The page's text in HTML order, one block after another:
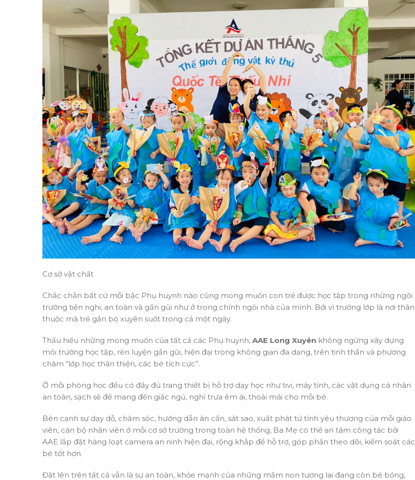
Cơ sở vật chất
Chắc chắn bất cứ mỗi bậc Phụ huynh nào cũng mong muốn con trẻ được học tập trong những ngôi
trường tiện nghi, an toàn và gần gũi như ở trong chính ngôi nhà của mình. Bởi vì trường lớp là nơi thân
thuộc mà trẻ gắn bó xuyên suốt trong cả một ngày.
Thấu hiểu những mong muốn của tất cả các Phụ huynh, AAE Long Xuyên không ngừng xây dựng
môi trường học tập, rèn luyện gần gũi, hiện đại trong không gian đa dạng, trên tinh thần và phương
châm “lớp học thân thiện, các bé tích cực”.
Ở mỗi phòng học đều có đầy đủ trang thiết bị hỗ trợ dạy học như tivi, máy tính, các vật dụng cá nhân
an toàn, sạch sẽ để mang đến giấc ngủ, nghỉ trưa êm ái, thoải mái cho mỗi bé.
Bên cạnh sự dạy dỗ, chăm sóc, hướng dẫn ân cần, sát sao, xuất phát từ tình yêu thương của mỗi giáo
viên, cán bộ nhân viên ở mỗi cơ sở trường trong toàn hệ thống, Ba Mẹ có thể an tâm công tác bởi
AAE lắp đặt hàng loạt camera an ninh hiện đại, rộng khắp để hỗ trợ, góp phần theo dõi, kiểm soát các
bé tốt hơn.
Đặt lên trên tất cả vẫn là sự an toàn, khỏe mạnh của những mầm non tương lai đang còn bé bỏng,